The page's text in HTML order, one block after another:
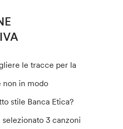
le tracce per la
non in modo
stile Banca Etica?
3 canzoni